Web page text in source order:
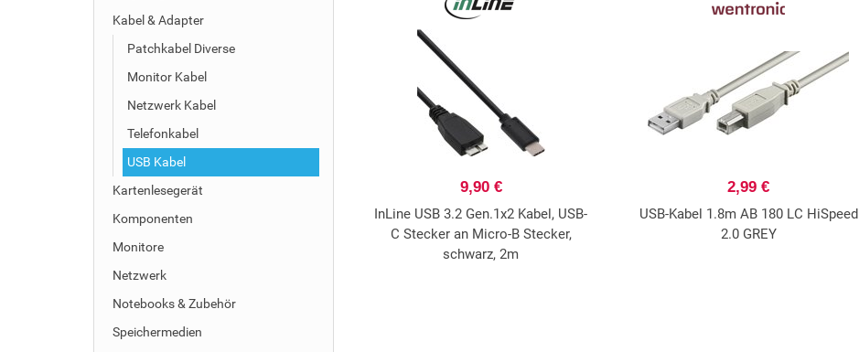
Kabel & Adapter
Patchkabel Diverse
Monitor Kabel
Netzwerk Kabel
Telefonkabel
USB Kabel
Kartenlesegerät
Komponenten
Monitore
Netzwerk
Notebooks & Zubehör
Speichermedien
9,90 €
InLine USB 3.2 Gen.1x2 Kabel, USB-
C Stecker an Micro-B Stecker,
schwarz, 2m
2,99 €
USB-Kabel 1.8m AB 180 LC HiSpeed
2.0 GREY